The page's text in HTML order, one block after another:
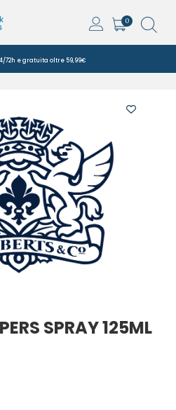
0
72h e gratuita oltre 59,99€
SPRAY 125ML